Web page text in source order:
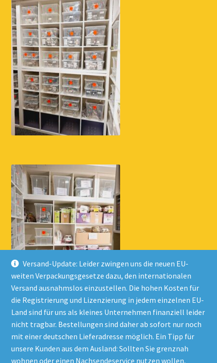
Versand-Update: Leider zwingen uns die neuen EU-
weiten Verpackungsgesetze dazu, den internationalen
Versand ausnahmslos einzustellen. Die hohen Kosten für
die Registrierung und Lizenzierung in jedem einzelnen EU-
Land sind für uns als kleines Unternehmen finanziell leider
nicht tragbar. Bestellungen sind daher ab sofort nur noch
mit einer deutschen Lieferadresse möglich. Ein Tipp für
unsere Kunden aus dem Ausland: Sollten Sie grenznah
wohnen oder einen Nachsendeservice nutzen wollen,